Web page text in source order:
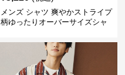
メンズ シャツ 爽やかストライプ
柄ゆったりオーバーサイズシャ